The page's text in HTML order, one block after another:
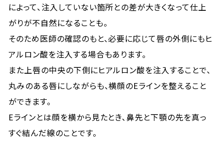
によって、注入していない箇所との差が大きくなって仕上
がりが不自然になることも。
そのため医師の確認のもと、必要に応じて唇の外側にもヒ
アルロン酸を注入する場合もあります。
また上唇の中央の下側にヒアルロン酸を注入することで、
丸みのある唇にしながらも、横顔のEラインを整えること
ができます。
Eラインとは顔を横から見たとき、鼻先と下顎の先を真っ
すぐ結んだ線のことです。